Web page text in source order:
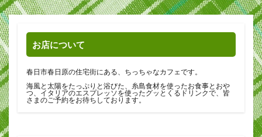
お店について
春日市春日原の住宅街にある、ちっちゃなカフェです。
海風と太陽をたっぷりと浴びた、糸島食材を使ったお食事とおや
つ、イタリアのエスプレッソを使ったグッとくるドリンクで、皆
さまのご予約をお待ちしております。